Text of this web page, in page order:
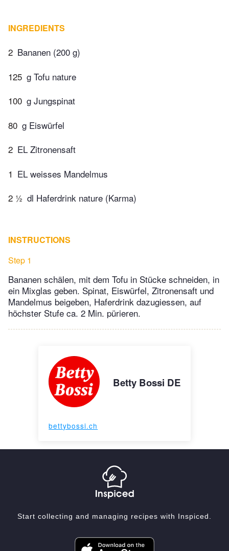
INGREDIENTS
2 Bananen (200 g)
125 g Tofu nature
100 g Jungspinat
80 g Eiswürfel
2 EL Zitronensaft
1 EL weisses Mandelmus
2 ½ dl Haferdrink nature (Karma)
INSTRUCTIONS
Step 1
Bananen schälen, mit dem Tofu in Stücke schneiden, in
ein Mixglas geben. Spinat, Eiswürfel, Zitronensaft und
Mandelmus beigeben, Haferdrink dazugiessen, auf
höchster Stufe ca. 2 Min. pürieren.
Betty Bossi DE
bettybossi.ch
Start collecting and managing recipes with Inspiced.